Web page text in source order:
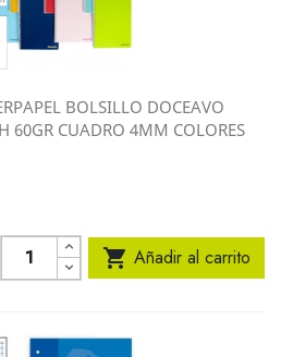
BOLSILLO DOCEAVO
60GR CUADRO 4MM COLORES
 Añadir al carrito